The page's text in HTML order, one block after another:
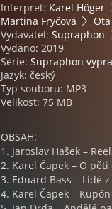
Interpret: Karel Höger
Martina Fryčová
Vydavatel: Supraphon
Vydáno: 2019
Série: Supraphon
Jazyk: český
Typ souboru: MP3
Velikost: 75 MB
OBSAH:
1. Jaroslav Hašek –
2. Karel Čapek – O
3. Eduard Bass – Lidé
4. Karel Čapek –